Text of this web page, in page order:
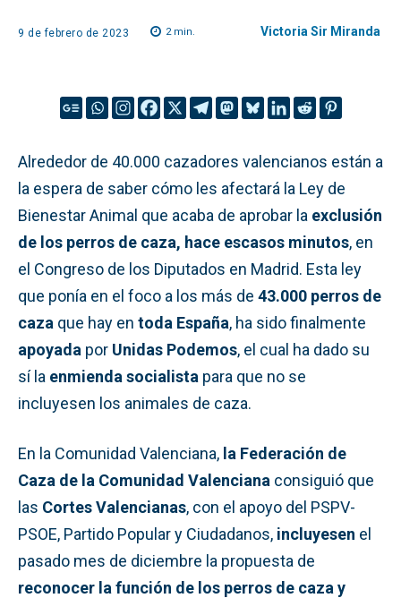
9 de febrero de 2023 2min. Victoria Sir Miranda
Alrededor de 40.000 cazadores valencianos están a
la espera de saber cómo les afectará la Ley de
Bienestar Animal que acaba de aprobar la exclusión
de los perros de caza, hace escasos minutos, en
el Congreso de los Diputados en Madrid. Esta ley
que ponía en el foco a los más de 43.000 perros de
caza que hay en toda España, ha sido finalmente
apoyada por Unidas Podemos, el cual ha dado su
sí la enmienda socialista para que no se
incluyesen los animales de caza.
En la Comunidad Valenciana, la Federación de
Caza de la Comunidad Valenciana consiguió que
las Cortes Valencianas, con el apoyo del PSPV-
PSOE, Partido Popular y Ciudadanos, incluyesen el
pasado mes de diciembre la propuesta de
reconocer la función de los perros de caza y